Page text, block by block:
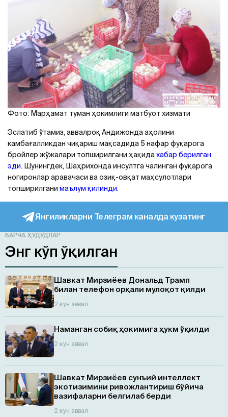
Фото: Марҳамат туман ҳокимлиги матбуот хизмати
Эслатиб ўтамиз, аввалроқ Aндижонда аҳолини
камбағалликдан чиқариш мақсадида 5 нафар фуқарога
бройлер жўжалари топширилгани ҳақидахабар берилган
эди. Шунингдек, Шаҳрихонда инсултга чалинган фуқарога
ногиронлар аравачаси ва озиқ-овқат маҳсулотлари
топширилгани маълум қилинди.
Янгиликларни Телеграм каналда кузатинг
БАРЧА ҲУДУДЛАР
Энг кўп ўқилган
Шавкат Мирзиёев Дональд Трамп
билан телефон орқали мулоқот қилди
2 кун аввал
Наманган собиқ ҳокимига ҳукм ўқилди
2 кун аввал
Шавкат Мирзиёев сунъий интеллект
экотизимини ривожлантириш бўйича
вазифаларни белгилаб берди
2 кун аввал